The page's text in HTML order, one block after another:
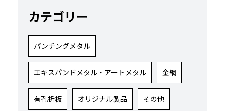
カテゴリー
パンチングメタル
エキスパンドメタル・アートメタル 金網
有孔折板 オリジナル製品 その他